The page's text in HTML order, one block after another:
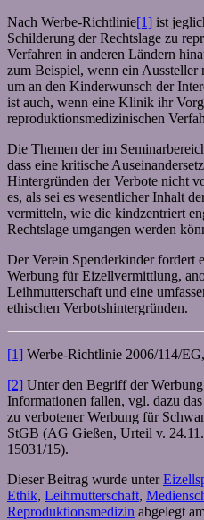
Nach Werbe-Richtlinie[1] ist
Schilderung der Rechtslage zu
Verfahren in anderen Ländern
zum Beispiel, wenn ein
um an den Kinderwunsch der
ist auch, wenn eine Klinik ihr
reproduktionsmedizinischen
Die Themen der im
dass eine kritische
Hintergründen der Verbote nicht
es, als sei es wesentlicher Inhalt
vermitteln, wie die kindzentriert
Rechtslage umgangen werden
Der Verein Spenderkinder fordert
Werbung für Eizellvermittlung,
Leihmutterschaft und eine
ethischen Verbotshintergründen.
[1] Werbe-Richtlinie 2006/114/
[2] Unter den Begriff der
Informationen fallen, vgl. dazu
zu verbotener Werbung für
StGB (AG Gießen, Urteil v.
15031/15).
Dieser Beitrag wurde unter
Ethik, Leihmutterschaft,
Reproduktionsmedizin abgelegt